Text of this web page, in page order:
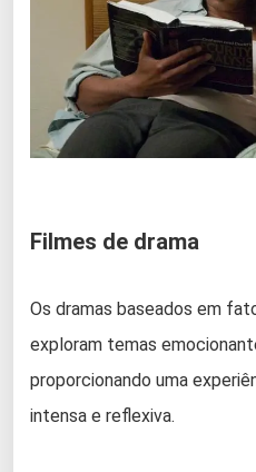
Filmes de drama
Os dramas baseados em
exploram temas
proporcionando uma
intensa e reflexiva.